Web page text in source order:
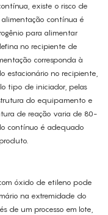
existe o risco de
contínua é
para alimentar
no recipiente de
corresponda à
estacionário no recipiente,
tipo de iniciador, pelas
do equipamento e
de reação varia de 80-
contínuo é adequado
óxido de etileno pode
na extremidade do
de um processo em lote,